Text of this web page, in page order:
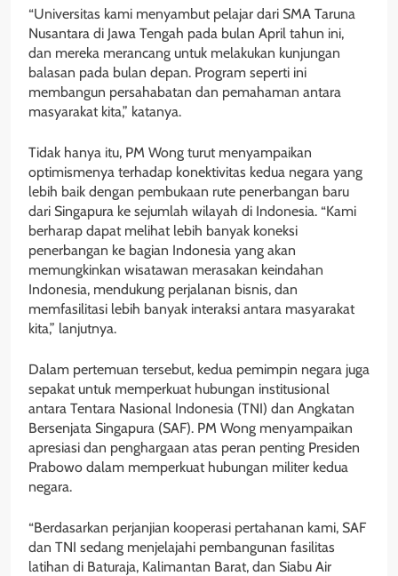
“Universitas kami menyambut pelajar dari SMA Taruna
Nusantara di Jawa Tengah pada bulan April tahun ini,
dan mereka merancang untuk melakukan kunjungan
balasan pada bulan depan. Program seperti ini
membangun persahabatan dan pemahaman antara
masyarakat kita,” katanya.
Tidak hanya itu, PM Wong turut menyampaikan
optimismenya terhadap konektivitas kedua negara yang
lebih baik dengan pembukaan rute penerbangan baru
dari Singapura ke sejumlah wilayah di Indonesia. “Kami
berharap dapat melihat lebih banyak koneksi
penerbangan ke bagian Indonesia yang akan
memungkinkan wisatawan merasakan keindahan
Indonesia, mendukung perjalanan bisnis, dan
memfasilitasi lebih banyak interaksi antara masyarakat
kita,” lanjutnya.
Dalam pertemuan tersebut, kedua pemimpin negara juga
sepakat untuk memperkuat hubungan institusional
antara Tentara Nasional Indonesia (TNI) dan Angkatan
Bersenjata Singapura (SAF). PM Wong menyampaikan
apresiasi dan penghargaan atas peran penting Presiden
Prabowo dalam memperkuat hubungan militer kedua
negara.
“Berdasarkan perjanjian kooperasi pertahanan kami, SAF
dan TNI sedang menjelajahi pembangunan fasilitas
latihan di Baturaja, Kalimantan Barat, dan Siabu Air